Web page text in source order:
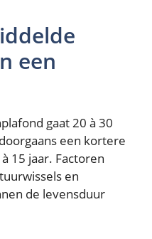
een
gaat 20 à 30
een kortere
15 jaar. Factoren
en
de levensduur